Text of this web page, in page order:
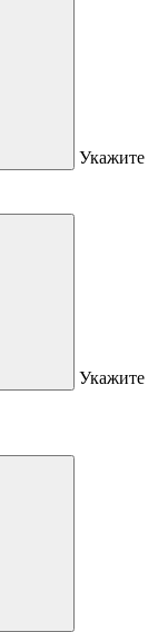
Укажите
Укажите